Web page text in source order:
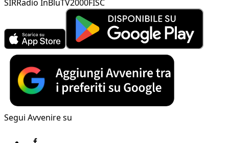
SIRRadio InBluTV2000FISC
Segui Avvenire su